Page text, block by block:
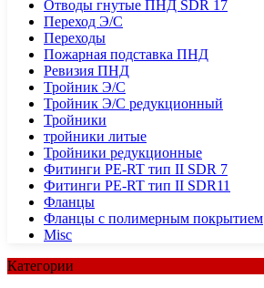
Отводы гнутые ПНД SDR 17
Переход Э/С
Переходы
Пожарная подставка ПНД
Ревизия ПНД
Тройник Э/С
Тройник Э/С редукционный
Тройники
тройники литые
Тройники редукционные
Фитинги PE-RT тип II SDR 7
Фитинги PE-RT тип II SDR11
Фланцы
Фланцы с полимерным покрытием
Misc
Категории